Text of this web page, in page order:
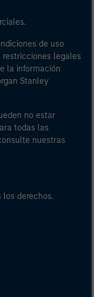
EUR o
intervengan por
y regionales,
gestionan la
bancos
y
el FMI, el BCE,
similares,
cual se accede
de uso
legales
la información
Stanley
no estar
todas las
nuestras
los derechos.